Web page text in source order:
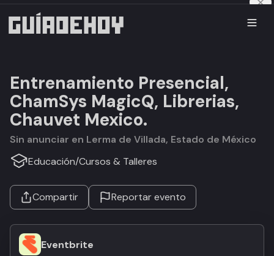
Entrenamiento Presencial,
ChamSys MagicQ, Librerias,
Chauvet Mexico.
Sin anunciar en Lerma de Villada, Estado de México
Educación/Cursos & Talleres
Compartir Reportar evento
Eventbrite